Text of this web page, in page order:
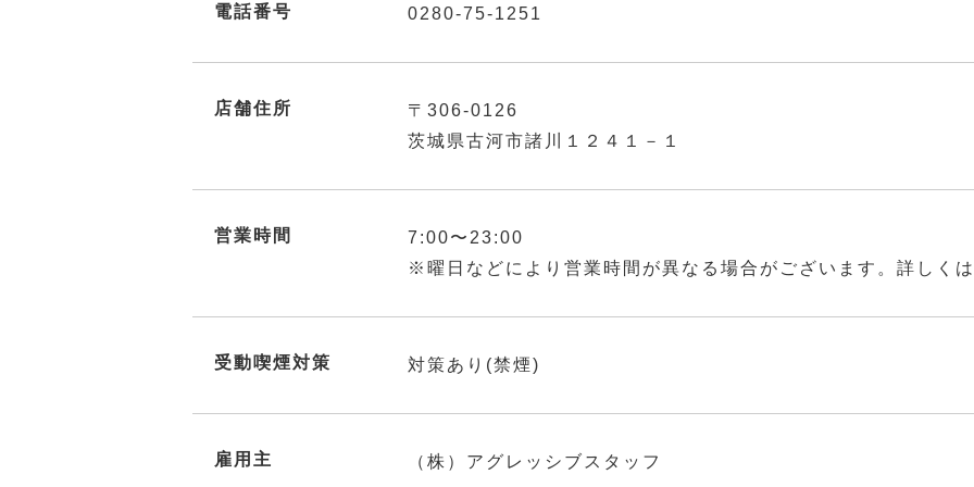
電話番号 0280-75-1251
店舗住所
〒306-0126
茨城県古河市諸川１２４１－１
営業時間
7:00〜23:00
※曜日などにより営業時間が異なる場合がございます。詳しく
受動喫煙対策 対策あり(禁煙)
雇用主 （株）アグレッシブスタッフ